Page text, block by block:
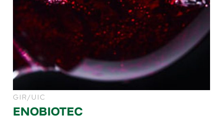
GIR/UIC
ENOBIOTEC